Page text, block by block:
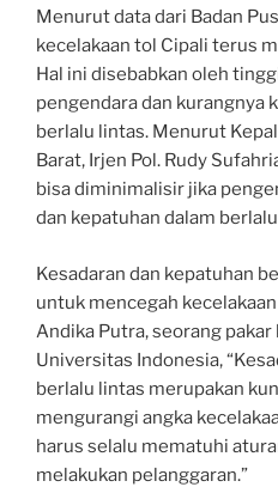
Menurut data dari Badan
kecelakaan tol Cipali terus
Hal ini disebabkan oleh
pengendara dan kurangnya
berlalu lintas. Menurut
Barat, Irjen Pol. Rudy
bisa diminimalisir jika
dan kepatuhan dalam
Kesadaran dan kepatuhan
untuk mencegah
Andika Putra, seorang
Universitas Indonesia,
berlalu lintas merupakan
mengurangi angka
harus selalu mematuhi
melakukan pelanggaran.”